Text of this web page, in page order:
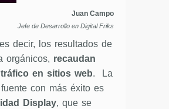
Juan Campo
Jefe de Desarrollo en Digital Friks
decir, los resultados de
orgánicos, recaudan
en sitios web. La
con más éxito es
Display, que se